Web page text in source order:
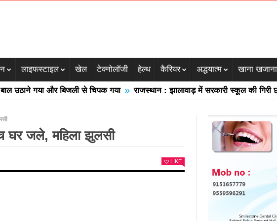
लाइफस्टाइल खेल टेक्नोलॉजी हेल्थ कैरियर अद्धयात्म खाना खजाना
गया और बिजली से चिपक गया » राजस्थान : झालावाड़ में सरकारी स्कूल की गिरी छत
घर जले, महिला झुलसी
LIKE